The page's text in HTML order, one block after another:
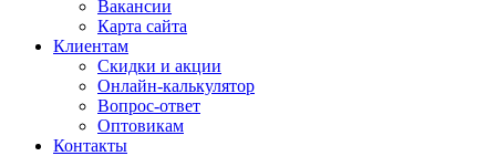
Вакансии
Карта сайта
Клиентам
Скидки и акции
Онлайн-калькулятор
Вопрос-ответ
Оптовикам
Контакты